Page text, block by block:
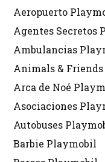
Aeropuerto
Agentes Secretos
Ambulancias
Animals &
Arca de Noé
Asociaciones
Autobuses
Barbie Playmobil